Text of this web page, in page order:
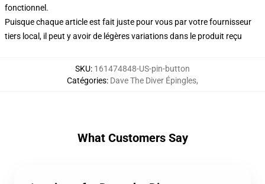
fonctionnel.
Puisque chaque article est fait juste pour vous par votre fournisseur
tiers local, il peut y avoir de légères variations dans le produit reçu
SKU: 161474848-US-pin-button
Catégories: Dave The Diver Épingles,
What Customers Say